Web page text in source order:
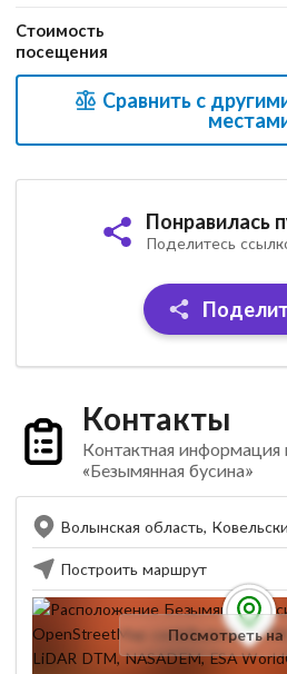
Стоимость
посещения
Сравнить с
Понравилась
Поделитесь
Контакты
Контактная информация
«Безымянная бусина»
Волынская область,
Построить маршрут
Посмотреть на